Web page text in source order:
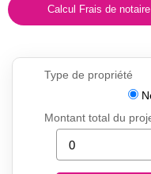
Calcul Frais de notaire